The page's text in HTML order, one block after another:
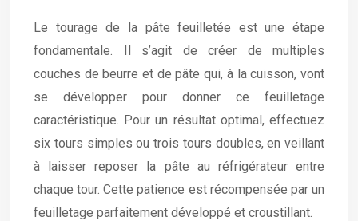
Le tourage de la pâte feuilletée est une étape
fondamentale. Il s’agit de créer de multiples
couches de beurre et de pâte qui, à la cuisson, vont
se développer pour donner ce feuilletage
caractéristique. Pour un résultat optimal, effectuez
six tours simples ou trois tours doubles, en veillant
à laisser reposer la pâte au réfrigérateur entre
chaque tour. Cette patience est récompensée par un
feuilletage parfaitement développé et croustillant.